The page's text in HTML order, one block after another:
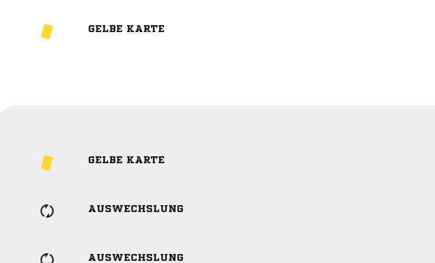
GELBE KARTE
GELBE KARTE
AUSWECHSLUNG
AUSWECHSLUNG